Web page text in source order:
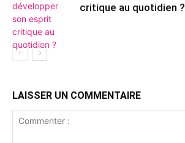
critique au quotidien ?
LAISSER UN COMMENTAIRE